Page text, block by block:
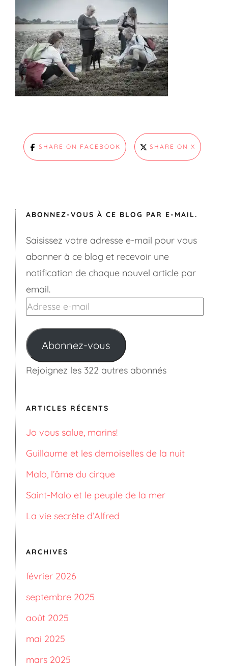
SHARE ON FACEBOOK SHARE ON X
ABONNEZ-VOUS À CE BLOG PAR E-MAIL.
Saisissez votre adresse e-mail pour vous
abonner à ce blog et recevoir une
notification de chaque nouvel article par
email.
Adresse
mail
Abonnez-vous
Rejoignez les 322 autres abonnés
ARTICLES RÉCENTS
Jo vous salue, marins!
Guillaume et les demoiselles de la nuit
Malo, l’âme du cirque
Saint-Malo et le peuple de la mer
La vie secrète d’Alfred
ARCHIVES
février 2026
septembre 2025
août 2025
mai 2025
mars 2025